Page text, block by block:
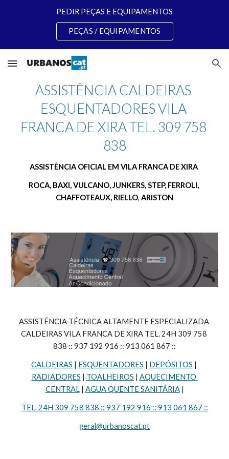
PEDIR PEÇAS E EQUIPAMENTOS
PEÇAS / EQUIPAMENTOS
ASSISTÊNCIA CALDEIRAS
ESQUENTADORES VILA
FRANCA DE XIRA TEL. 309 758
838
ASSISTÊNCIA OFICIAL EM VILA FRANCA DE XIRA
ROCA, BAXI, VULCANO, JUNKERS, STEP, FERROLI,
CHAFFOTEAUX, RIELLO, ARISTON
ASSISTÊNCIA TÉCNICA ALTAMENTE ESPECIALIZADA
CALDEIRAS VILA FRANCA DE XIRA TEL. 24H 309 758
838 :: 937 192 916 :: 913 061 867 ::
CALDEIRAS | ESQUENTADORES | DEPÓSITOS
RADIADORES | TOALHEIROS | AQUECIMENTO
CENTRAL | AGUA QUENTE SANITÁRIA |
TEL. 24H 309 758 838 :: 937 192 916 :: 913 061 867 ::
geral@urbanoscat.pt